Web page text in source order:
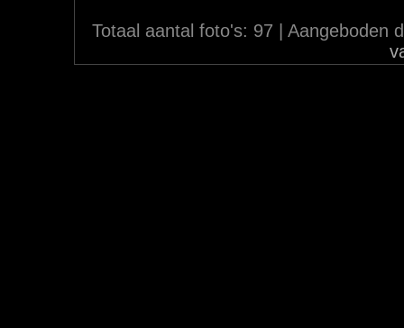
Totaal aantal foto's: 97 | Aangeboden